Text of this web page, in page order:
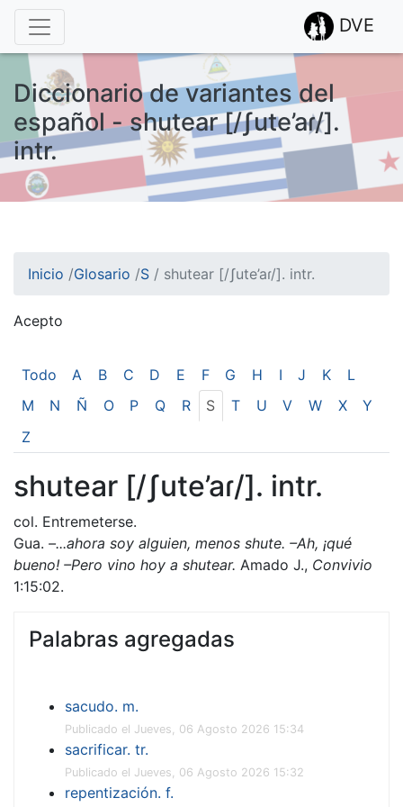
DVE
Diccionario de variantes del
español - shutear [/ʃute’aɾ/].
intr.
Inicio /Glosario /S / shutear [/ʃute’aɾ/]. intr.
Acepto
Todo A B C D E F G H I J K
L
M
N Ñ O P Q R S T U V W X
Y
Z
shutear [/ʃute’aɾ/]. intr.
col. Entremeterse.
Gua. –...ahora soy alguien, menos shute. –Ah, ¡qué
bueno! –Pero vino hoy a shutear. Amado J., Convivio
1:15:02.
Palabras agregadas
sacudo. m.
Publicado el Jueves, 06 Agosto 2026 15:34
sacrificar. tr.
Publicado el Jueves, 06 Agosto 2026 15:32
repentización. f.